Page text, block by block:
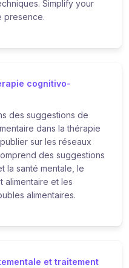
Simplify your
presence.
cognitivo-
des suggestions de
dans la thérapie
sur les réseaux
des suggestions
la santé mentale, le
alimentaire et les
alimentaires.
et traitement